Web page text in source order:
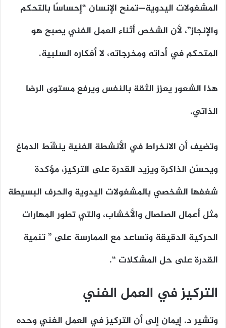
المشغولات اليدوية—تمنح الإنسان “إحساسًا بالتحكم
والإنجاز”، لأن الشخص أثناء العمل الفني يصبح هو
المتحكم في أداته ومخرجاته، لا أفكاره السلبية.
هذا الشعور يعزز الثقة بالنفس ويرفع مستوى الرضا
الذاتي.
وتضيف أن الانخراط في الأنشطة الفنية ينشّط الدماغ
ويحسّن الذاكرة ويزيد القدرة على التركيز، مؤكدة
شغفها الشخصي بالمشغولات اليدوية والحرف البسيطة
مثل أعمال الصلصال والأخشاب، والتي تطور المهارات
الحركية الدقيقة وتساعد مع الممارسة على ” تنمية
القدرة على حل المشكلات “.
التركيز في العمل الفني
وتشير د. إيمان إلى أن التركيز في العمل الفني وحده